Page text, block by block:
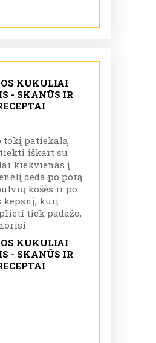
KUKULIAI
- SKANŪS IR
tokį patiekalą
iškart su
kiekvienas į
deda po porą
košės ir po
kepsnį, kurį
tiek padažo,
KUKULIAI
- SKANŪS IR